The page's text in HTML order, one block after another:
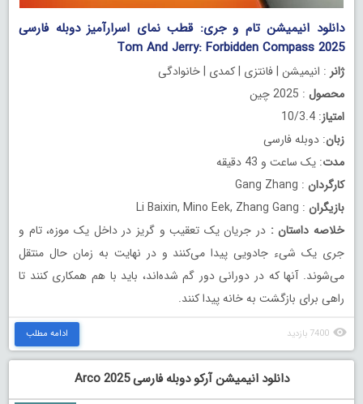
دانلود انیمیشن تام و جری: قطب‌ نمای اسرارآمیز دوبله فارسی
Tom And Jerry: Forbidden Compass 2025
ژانر : انیمیشن | فانتزی | کمدی | خانوادگی
محصول : 2025 چین
امتیاز: 10/3.4
زبان: دوبله فارسی
مدت: یک ساعت و 43 دقیقه
کارگردان : Gang Zhang
بازیگران : Li Baixin, Mino Eek, Zhang Gang
خلاصه داستان : در جریان یک تعقیب و گریز در داخل یک موزه، تام و
جری یک شیء جادویی پیدا می‌کنند و در نهایت به زمان حال منتقل
می‌شوند. آنها که در دورانی دور گم شده‌اند، باید با هم همکاری کنند تا
راهی برای بازگشت به خانه پیدا کنند.
7400 بازدید ادامه مطلب
دانلود انیمیشن آرکو دوبله فارسی Arco 2025